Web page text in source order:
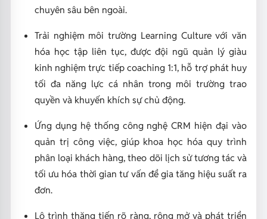
chuyên sâu bên ngoài.
Trải nghiệm môi trường Learning Culture với văn
hóa học tập liên tục, được đội ngũ quản lý giàu
kinh nghiệm trực tiếp coaching 1:1, hỗ trợ phát huy
tối đa năng lực cá nhân trong môi trường trao
quyền và khuyến khích sự chủ động.
Ứng dụng hệ thống công nghệ CRM hiện đại vào
quản trị công việc, giúp khoa học hóa quy trình
phân loại khách hàng, theo dõi lịch sử tương tác và
tối ưu hóa thời gian tư vấn để gia tăng hiệu suất ra
đơn.
Lộ trình thăng tiến rõ ràng, rộng mở và phát triển